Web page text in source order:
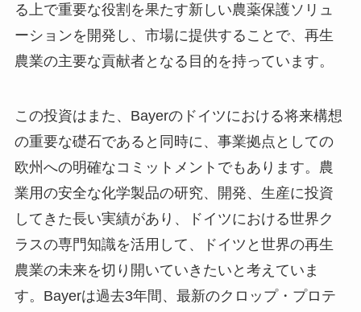
る上で重要な役割を果たす新しい農薬保護ソリュ
ーションを開発し、市場に提供することで、再生
農業の主要な貢献者となる目的を持っています。
この投資はまた、Bayerのドイツにおける将来構想
の重要な礎石であると同時に、事業拠点としての
欧州への明確なコミットメントでもあります。農
業用の安全な化学製品の研究、開発、生産に投資
してきた長い実績があり、ドイツにおける世界ク
ラスの専門知識を活用して、ドイツと世界の再生
農業の未来を切り開いていきたいと考えていま
す。Bayerは過去3年間、最新のクロップ・プロテ